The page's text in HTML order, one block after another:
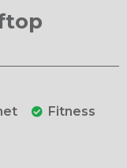
Fitness